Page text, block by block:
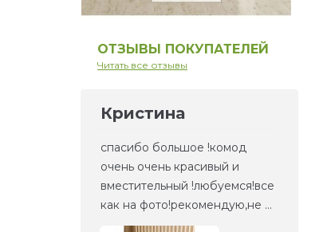
ОТЗЫВЫ ПОКУПАТЕЛЕЙ
Читать все отзывы
Кристина
спасибо большое !комод
очень очень красивый и
вместительный !любуемся!все
как на фото!рекомендую,не ...